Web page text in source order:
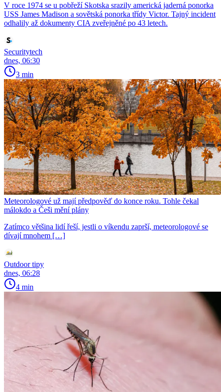
V roce 1974 se u pobřeží Skotska srazily americká jaderná ponorka
USS James Madison a sovětská ponorka třídy Victor. Tajný incident
odhalily až dokumenty CIA zveřejněné po 43 letech.
Securitytech
dnes, 06:30
3 min
Meteorologové už mají předpověď do konce roku. Tohle čekal
málokdo a Češi mění plány
Zatímco většina lidí řeší, jestli o víkendu zaprší, meteorologové se
dívají mnohem […]
Outdoor tipy
dnes, 06:28
4 min